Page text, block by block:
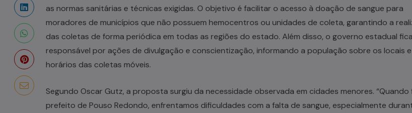
as normas sanitárias e técnicas exigidas. O objetivo é facilitar o acesso à doação de sangue para
moradores de municípios que não possuem hemocentros ou unidades de coleta, garantindo a
das coletas de forma periódica em todas as regiões do estado. Além disso, o governo estadual
responsável por ações de divulgação e conscientização, informando a população sobre os locais e
horários das coletas móveis.
Segundo Oscar Gutz, a proposta surgiu da necessidade observada em cidades menores. “Quando
prefeito de Pouso Redondo, enfrentamos dificuldades com a falta de sangue, especialmente